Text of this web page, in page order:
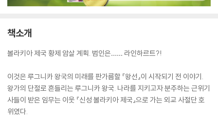
책소개
볼라키아 제국 황제 암살 계획. 범인은…… 라인하르트?!
이것은 루그니카 왕국의 미래를 판가름할 『왕선』이 시작되기 전 이야기.
왕가의 단절로 흔들리는 루그니카 왕국. 나라를 지키고자 분주하는 근위기
사들이 받은 임무는 이웃 『신성 볼라키아 제국』으로 가는 외교 사절단 호
위였다.